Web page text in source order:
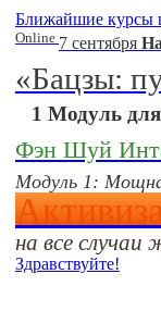
Ближайшие курсы
Online 7 сентября
«Бацзы:
1 Модуль
Фэн Шуй
Модуль 1:
на все случаи
Здравствуйте!